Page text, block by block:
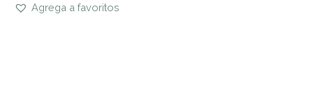
Agrega a favoritos